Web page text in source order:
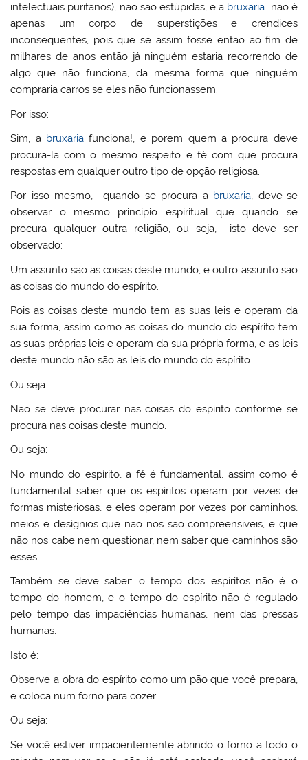
intelectuais puritanos), não são estúpidas, e a bruxaria não é
apenas um corpo de superstições e crendices
inconsequentes, pois que se assim fosse então ao fim de
milhares de anos então já ninguém estaria recorrendo de
algo que não funciona, da mesma forma que ninguém
compraria carros se eles não funcionassem.
Por isso:
Sim, a bruxaria funciona!, e porem quem a procura deve
procura-la com o mesmo respeito e fé com que procura
respostas em qualquer outro tipo de opção religiosa.
Por isso mesmo, quando se procura a bruxaria, deve-se
observar o mesmo principio espiritual que quando se
procura qualquer outra religião, ou seja, isto deve ser
observado:
Um assunto são as coisas deste mundo, e outro assunto são
as coisas do mundo do espírito.
Pois as coisas deste mundo tem as suas leis e operam da
sua forma, assim como as coisas do mundo do espírito tem
as suas próprias leis e operam da sua própria forma, e as leis
deste mundo não são as leis do mundo do espírito.
Ou seja:
Não se deve procurar nas coisas do espírito conforme se
procura nas coisas deste mundo.
Ou seja:
No mundo do espírito, a fé é fundamental, assim como é
fundamental saber que os espíritos operam por vezes de
formas misteriosas, e eles operam por vezes por caminhos,
meios e desígnios que não nos são compreensíveis, e que
não nos cabe nem questionar, nem saber que caminhos são
esses.
Também se deve saber: o tempo dos espíritos não é o
tempo do homem, e o tempo do espírito não é regulado
pelo tempo das impaciências humanas, nem das pressas
humanas.
Isto é:
Observe a obra do espírito como um pão que você prepara,
e coloca num forno para cozer.
Ou seja:
Se você estiver impacientemente abrindo o forno a todo o